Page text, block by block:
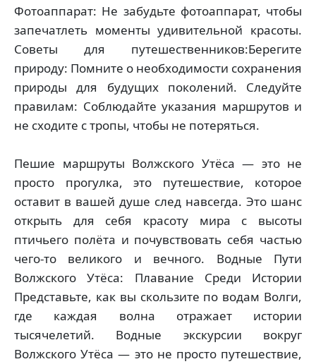
Фотоаппарат: Не забудьте фотоаппарат, чтобы
запечатлеть моменты удивительной красоты.
Советы для путешественников:Берегите
природу: Помните о необходимости сохранения
природы для будущих поколений. Следуйте
правилам: Соблюдайте указания маршрутов и
не сходите с тропы, чтобы не потеряться.
Пешие маршруты Волжского Утёса — это не
просто прогулка, это путешествие, которое
оставит в вашей душе след навсегда. Это шанс
открыть для себя красоту мира с высоты
птичьего полёта и почувствовать себя частью
чего-то великого и вечного. Водные Пути
Волжского Утёса: Плавание Среди Истории
Представьте, как вы скользите по водам Волги,
где каждая волна отражает истории
тысячелетий. Водные экскурсии вокруг
Волжского Утёса — это не просто путешествие,